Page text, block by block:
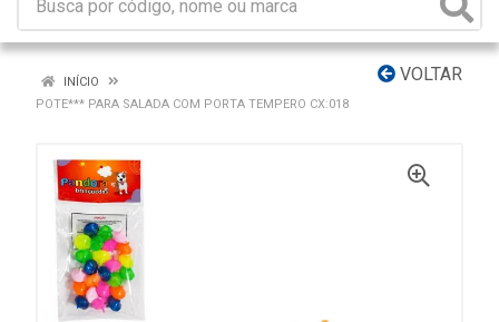
VOLTAR
INÍCIO
POTE*** PARA SALADA COM PORTA TEMPERO CX:018